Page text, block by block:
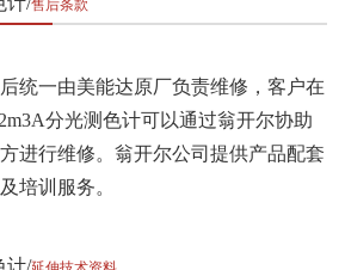
售后条款
统一由美能达原厂负责维修，客户在
分光测色计可以通过翁开尔协助
进行维修。翁开尔公司提供产品配套
培训服务。
计